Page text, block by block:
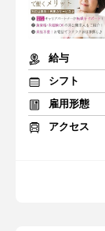
給与
シフト
雇用形態
アクセス